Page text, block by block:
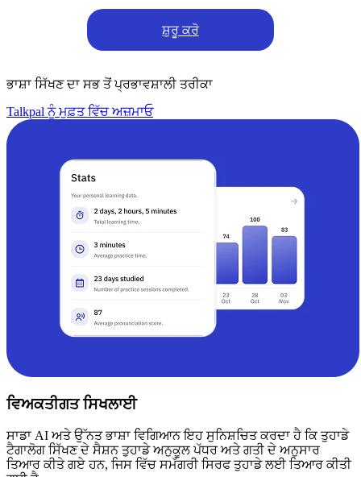
ਸ਼ੁਰੂ ਕਰੋ
ਭਾਸ਼ਾ ਸਿੱਖਣ ਦਾ ਸਭ ਤੋਂ ਪ੍ਰਭਾਵਸ਼ਾਲੀ ਤਰੀਕਾ
Talkpal ਨੂੰ ਮੁਫ਼ਤ ਵਿੱਚ ਅਜ਼ਮਾਓ
ਵਿਅਕਤੀਗਤ ਸਿਖਲਾਈ
ਸਾਡਾ AI ਅਤੇ ਉੱਨਤ ਭਾਸ਼ਾ ਵਿਗਿਆਨ ਇਹ ਸੁਨਿਸ਼ਚਿਤ ਕਰਦਾ ਹੈ ਕਿ ਤੁਹਾਡੇ
ਟੈਗਾਲੋਗ ਸਿੱਖਣ ਦੇ ਸੈਸ਼ਨ ਤੁਹਾਡੇ ਅਨੁਕੂਲ ਪੱਧਰ ਅਤੇ ਗਤੀ ਦੇ ਅਨੁਸਾਰ
ਤਿਆਰ ਕੀਤੇ ਗਏ ਹਨ, ਜਿਸ ਵਿੱਚ ਸਮੱਗਰੀ ਸਿਰਫ ਤੁਹਾਡੇ ਲਈ ਤਿਆਰ ਕੀਤੀ